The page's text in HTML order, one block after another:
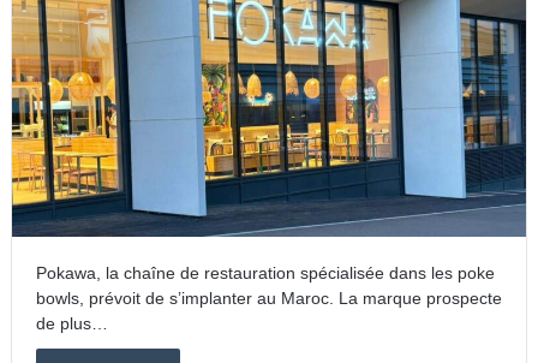
Pokawa, la chaîne de restauration spécialisée dans les poke
bowls, prévoit de s’implanter au Maroc. La marque prospecte
de plus…